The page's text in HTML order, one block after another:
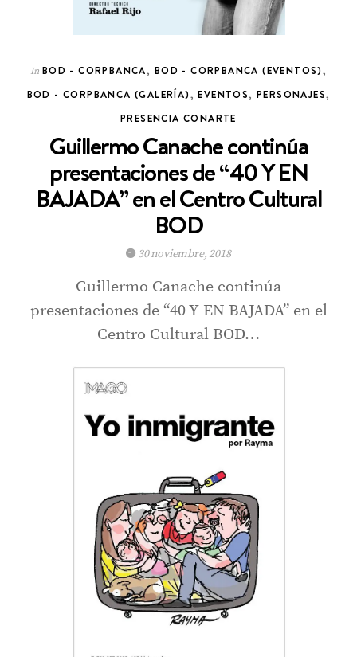
In BOD - CORPBANCA, BOD - CORPBANCA (EVENTOS),
BOD - CORPBANCA (GALERÍA),EVENTOS, PERSONAJES,
PRESENCIA CONARTE
Guillermo Canache continúa
presentaciones de “40 Y EN
BAJADA” en el Centro Cultural
BOD
30 noviembre, 2018
Guillermo Canache continúa
presentaciones de “40 Y EN BAJADA” en el
Centro Cultural BOD…